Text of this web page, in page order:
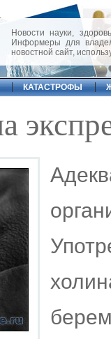
Новости науки,
Информеры для
новостной сайт,
КАТАСТРОФЫ